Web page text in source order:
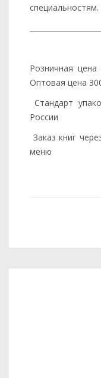
специальностям.
Розничная
Оптовая цена
Стандарт
России
Заказ книг
меню